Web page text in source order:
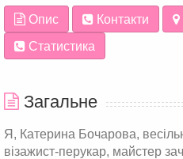
Опис Контакти
Статистика
Загальне
Я, Катерина Бочарова,
візажист-перукар, майстер